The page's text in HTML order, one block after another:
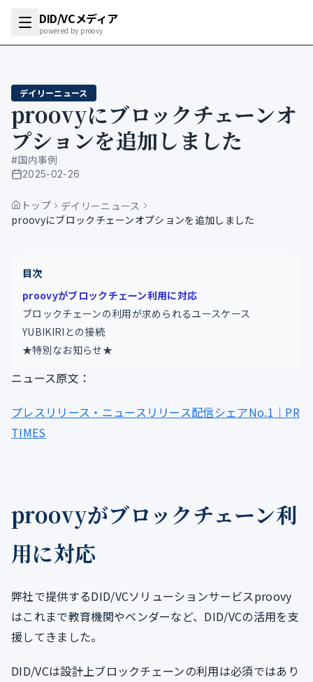
DID/VCメディア
powered by proovy
デイリーニュース
proovyにブロックチェーンオ
プションを追加しました
#国内事例
公開日
2025-02-26
トップ
デイリーニュース
proovyにブロックチェーンオプションを追加しました
目次
proovyがブロックチェーン利用に対応
ブロックチェーンの利用が求められるユースケース
YUBIKIRIとの接続
★特別なお知らせ★
ニュース原文：
プレスリリース・ニュースリリース配信シェアNo.1｜PR
TIMES
proovyがブロックチェーン利
用に対応
弊社で提供するDID/VCソリューションサービスproovy
はこれまで教育機関やベンダーなど、DID/VCの活用を支
援してきました。
DID/VCは設計上ブロックチェーンの利用は必須ではあり